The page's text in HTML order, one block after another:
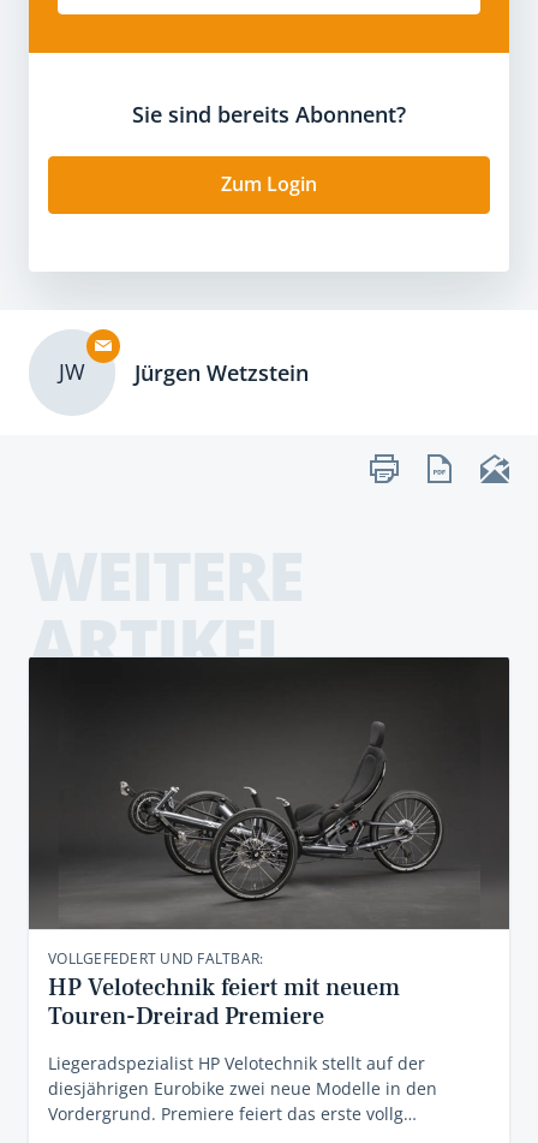
Sie sind bereits Abonnent?
Zum Login
JW Jürgen Wetzstein
ARTIKEL
VOLLGEFEDERT UND FALTBAR:
HP Velotechnik feiert mit neuem
Touren-Dreirad Premiere
Liegeradspezialist HP Velotechnik stellt auf der
diesjährigen Eurobike zwei neue Modelle in den
Vordergrund. Premiere feiert das erste vollg…